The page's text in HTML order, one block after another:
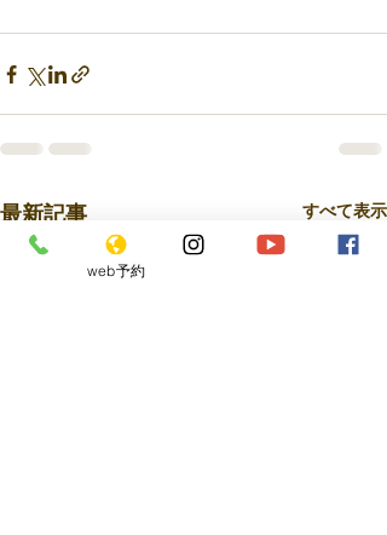
最新記事 すべて表示
web予約